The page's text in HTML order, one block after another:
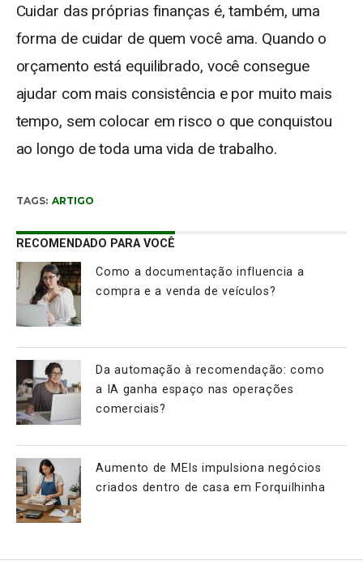
Cuidar das próprias finanças é, também, uma
forma de cuidar de quem você ama. Quando o
orçamento está equilibrado, você consegue
ajudar com mais consistência e por muito mais
tempo, sem colocar em risco o que conquistou
ao longo de toda uma vida de trabalho.
TAGS: ARTIGO
RECOMENDADO PARA VOCÊ
Como a documentação influencia a
compra e a venda de veículos?
Da automação à recomendação: como
a IA ganha espaço nas operações
comerciais?
Aumento de MEIs impulsiona negócios
criados dentro de casa em Forquilhinha